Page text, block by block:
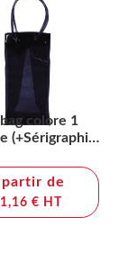
colore 1
(+Sérigraphie
partir de
€ HT